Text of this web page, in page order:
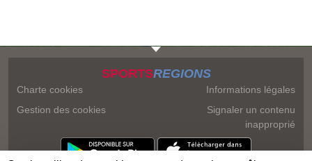
SPORTSREGIONS
Charte cookies
Gestion des cookies
Informations légales
Signaler un contenu
inapproprié